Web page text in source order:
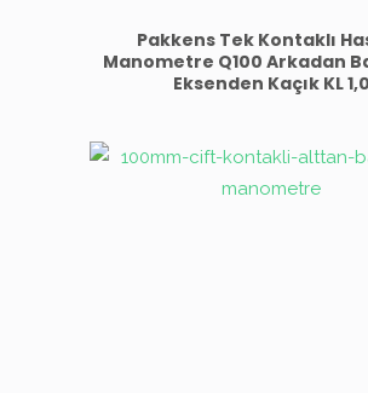
Pakkens Tek Kontaklı
Manometre Q100 Arkadan
Eksenden Kaçık KL 1,0